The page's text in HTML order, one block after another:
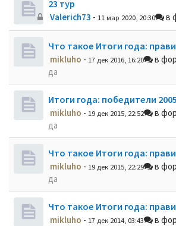
23 тур
Valerich73 - 11 мар 2020, 20:30 в
Что такое Итоги года:
mikluho - 17 дек 2016, 16:20 в
да
Итоги года: победители
mikluho - 19 дек 2015, 22:52 в
да
Что такое Итоги года:
mikluho - 19 дек 2015, 22:29 в
да
Что такое Итоги года:
mikluho - 17 дек 2014, 03:43 в